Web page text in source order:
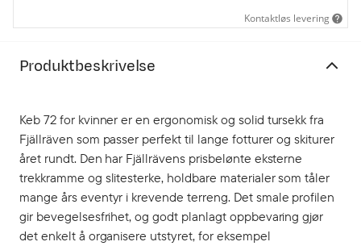
Kontaktløs levering
Produktbeskrivelse
Keb 72 for kvinner er en ergonomisk og solid tursekk fra
Fjällräven som passer perfekt til lange fotturer og skiturer
året rundt. Den har Fjällrävens prisbelønte eksterne
trekkramme og slitesterke, holdbare materialer som tåler
mange års eventyr i krevende terreng. Det smale profilen
gir bevegelsesfrihet, og godt planlagt oppbevaring gjør
det enkelt å organisere utstyret, for eksempel